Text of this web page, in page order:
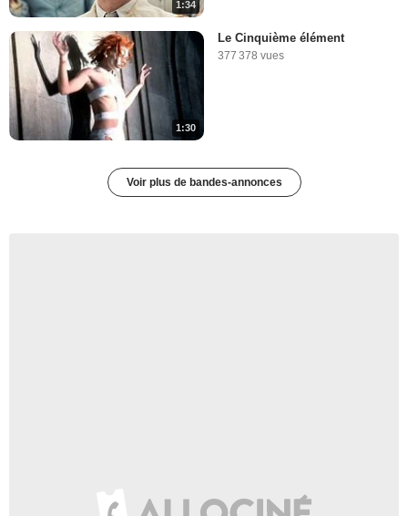
1:34
1:30
Le Cinquième élément
377 378 vues
Voir plus de bandes-annonces